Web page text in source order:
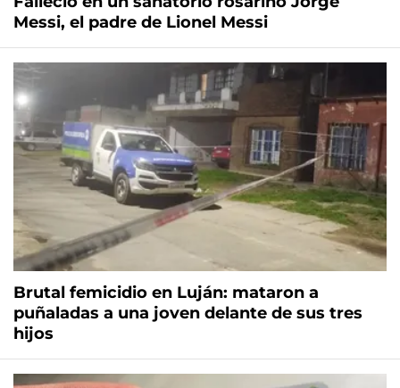
Messi, el padre de Lionel Messi
Brutal femicidio en Luján: mataron a
puñaladas a una joven delante de sus tres
hijos